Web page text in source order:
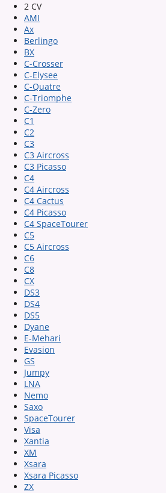
2 CV
AMI
Ax
Berlingo
BX
C-Crosser
C-Elysee
C-Quatre
C-Triomphe
C-Zero
C1
C2
C3
C3 Aircross
C3 Picasso
C4
C4 Aircross
C4 Cactus
C4 Picasso
C4 SpaceTourer
C5
C5 Aircross
C6
C8
CX
DS3
DS4
DS5
Dyane
E-Mehari
Evasion
GS
Jumpy
LNA
Nemo
Saxo
SpaceTourer
Visa
Xantia
XM
Xsara
Xsara Picasso
ZX